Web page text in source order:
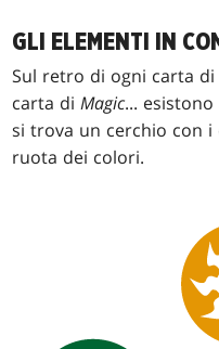
GLI ELEMENTI IN
Sul retro di ogni carta
carta diMagic...
si trova un cerchio con
ruota dei colori.